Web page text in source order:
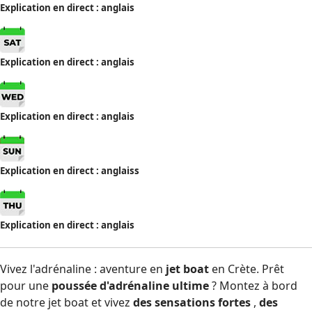
Explication en direct : anglais
Explication en direct : anglais
Explication en direct : anglais
Explication en direct : anglaiss
Explication en direct : anglais
Vivez l'adrénaline : aventure en jet boat en Crète. Prêt
pour une poussée d'adrénaline ultime? Montez à bord
de notre jet boat et vivez des sensations fortes , des